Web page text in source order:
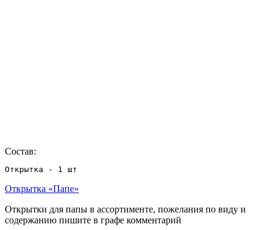
Состав:
Открытка - 1 шт
Открытка «Папе»
Открытки для папы в ассортименте, пожелания по виду и
содержанию пишите в графе комментарий